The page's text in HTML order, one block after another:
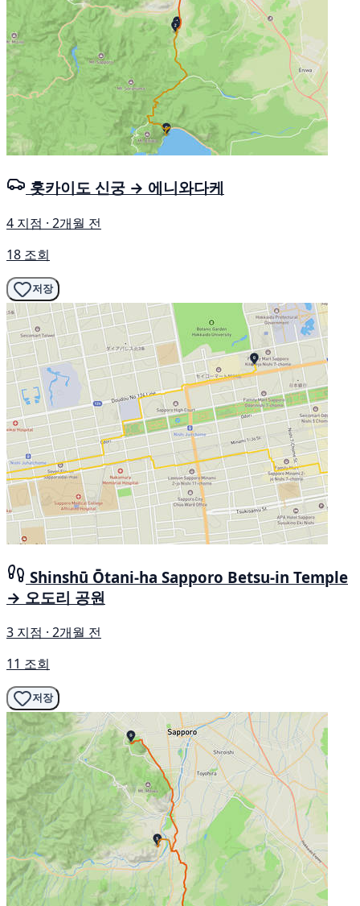
홋카이도 신궁 → 에니와다케
4 지점 · 2개월 전
18 조회
저장
Shinshū Ōtani-ha Sapporo Betsu-in Temple
→ 오도리 공원
3 지점 · 2개월 전
11 조회
저장